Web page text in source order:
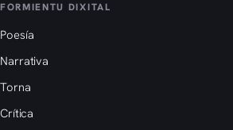
FORMIENTU DIXITAL
Poesía
Narrativa
Torna
Crítica